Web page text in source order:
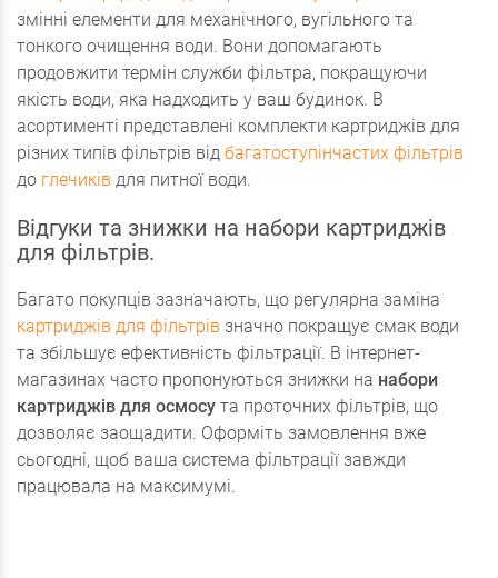
змінні елементи для механічного, вугільного та
тонкого очищення води. Вони допомагають
продовжити термін служби фільтра, покращуючи
якість води, яка надходить у ваш будинок. В
асортименті представлені комплекти картриджів для
різних типів фільтрів від багатоступінчастих фільтрів
до глечиків для питної води.
Відгуки та знижки на набори картриджів
для фільтрів.
Багато покупців зазначають, що регулярна заміна
картриджів для фільтрів значно покращує смак води
та збільшує ефективність фільтрації. В інтернет-
магазинах часто пропонуються знижки на набори
картриджів для осмосу та проточних фільтрів, що
дозволяє заощадити. Оформіть замовлення вже
сьогодні, щоб ваша система фільтрації завжди
працювала на максимумі.